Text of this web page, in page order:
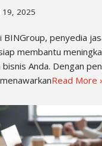
19, 2025
BINGroup, penyedia
membantu
Anda. Dengan
Read More